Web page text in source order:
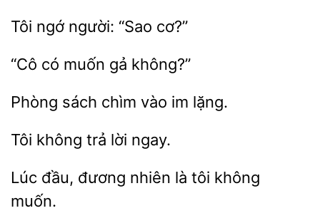
ngớ “Sao
“Cô muốn
sách chìm vào
trả ngay.
Lúc đương
là tôi
muốn.